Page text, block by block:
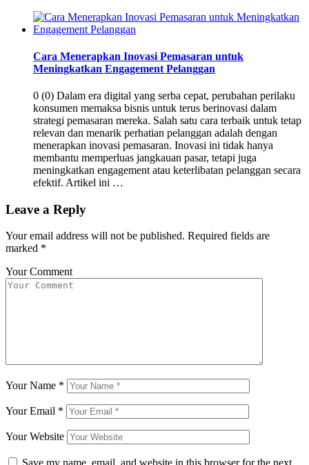
Cara Menerapkan Inovasi Pemasaran untuk
Meningkatkan Engagement Pelanggan
0 (0) Dalam era digital yang serba cepat, perubahan perilaku
konsumen memaksa bisnis untuk terus berinovasi dalam
strategi pemasaran mereka. Salah satu cara terbaik untuk tetap
relevan dan menarik perhatian pelanggan adalah dengan
menerapkan inovasi pemasaran. Inovasi ini tidak hanya
membantu memperluas jangkauan pasar, tetapi juga
meningkatkan engagement atau keterlibatan pelanggan secara
efektif. Artikel ini …
Leave a Reply
Your email address will not be published. Required fields are
marked *
Your Comment
Your Name *
Your Email *
Your Website